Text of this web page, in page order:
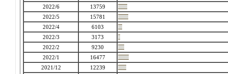
2022/6
13759
2022/5
15781
2022/4
6103
2022/3
3173
2022/2
9230
2022/1
16477
2021/12
12239